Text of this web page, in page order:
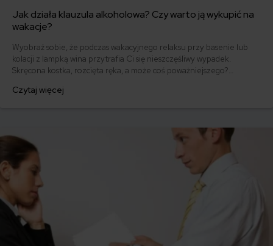
Jak działa klauzula alkoholowa? Czy warto ją wykupić na
wakacje?
Wyobraź sobie, że podczas wakacyjnego relaksu przy basenie lub
kolacji z lampką wina przytrafia Ci się nieszczęśliwy wypadek.
Skręcona kostka, rozcięta ręka, a może coś poważniejszego?
pokrycia kosztów leczenia, jeśli we krwi wykryta zostanie nawet
Czytaj więcej